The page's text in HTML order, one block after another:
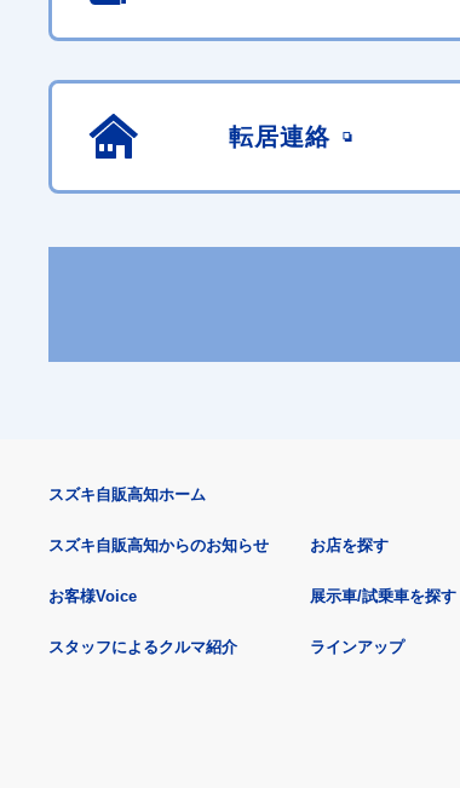
転居連絡
スズキ自販高知ホーム
スズキ自販高知からのお知らせ
お客様Voice
スタッフによるクルマ紹介
お店を探す
展示車/試乗車を探す
ラインアップ